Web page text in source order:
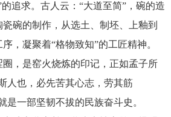
追求。古人云：“大道至简”，碗的造
碗的制作，从选土、制坯、上釉到
，凝聚着“格物致知”的工匠精神。
，是窑火烧炼的印记，正如孟子所
人也，必先苦其心志，劳其筋
是一部坚韧不拔的民族奋斗史。